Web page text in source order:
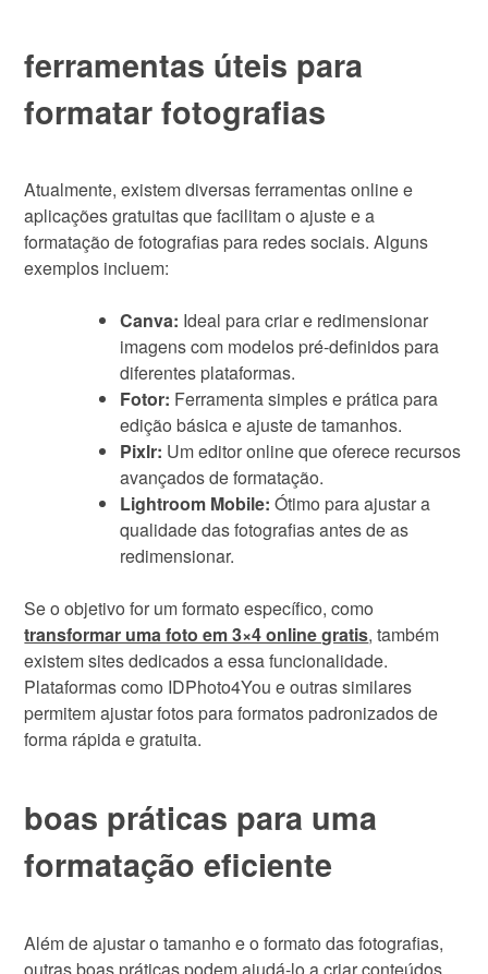
ferramentas úteis para
formatar fotografias
Atualmente, existem diversas ferramentas online e
aplicações gratuitas que facilitam o ajuste e a
formatação de fotografias para redes sociais. Alguns
exemplos incluem:
Canva: Ideal para criar e redimensionar
imagens com modelos pré-definidos para
diferentes plataformas.
Fotor: Ferramenta simples e prática para
edição básica e ajuste de tamanhos.
Pixlr: Um editor online que oferece recursos
avançados de formatação.
Lightroom Mobile: Ótimo para ajustar a
qualidade das fotografias antes de as
redimensionar.
Se o objetivo for um formato específico, como
transformar uma foto em 3×4 online gratis, também
existem sites dedicados a essa funcionalidade.
Plataformas como IDPhoto4You e outras similares
permitem ajustar fotos para formatos padronizados de
forma rápida e gratuita.
boas práticas para uma
formatação eficiente
Além de ajustar o tamanho e o formato das fotografias,
outras boas práticas podem ajudá-lo a criar conteúdos